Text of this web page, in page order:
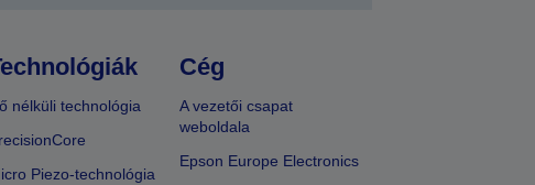
nélküli technológia
Piezo-technológia
Cég
A vezetői csapat
weboldala
Epson Europe Electronics